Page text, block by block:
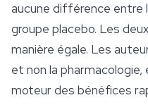
aucune différence entre
groupe placebo. Les
manière égale. Les
et non la
moteur des bénéfices